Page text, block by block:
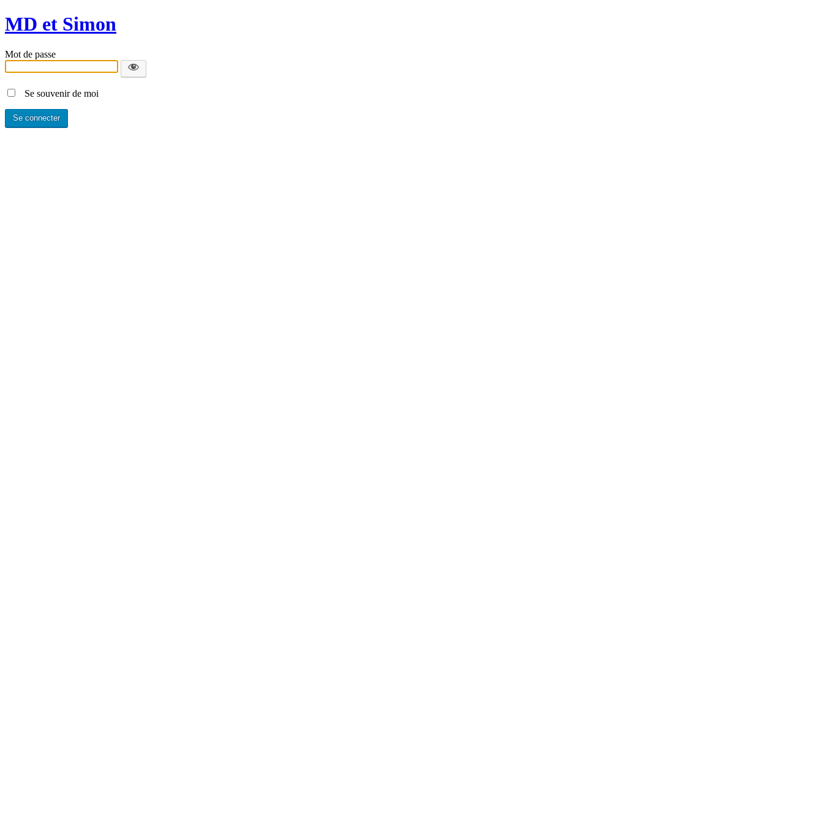
MD et Simon
Mot de passe
Se souvenir de moi